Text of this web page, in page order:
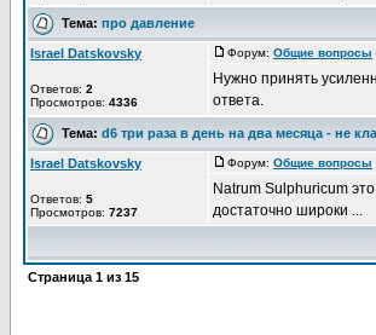
Тема: про давление
Israel Datskovsky
Ответов: 2
Просмотров: 4336
Форум: Общие вопросы
Нужно принять
ответа.
Тема: d6 три раза в день на два месяца - не
Israel Datskovsky
Ответов: 5
Просмотров: 7237
Форум: Общие вопросы
Natrum Sulphuricum
достаточно широки ...
Страница 1 из 15